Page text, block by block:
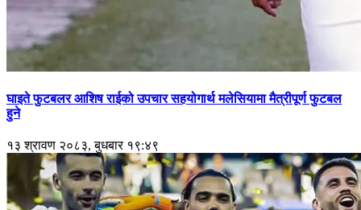
घाइते फुटबलर आशिष राईको उपचार सहयोगार्थ मलेसियामा मैत्रीपूर्ण फुटबल
हुने
१३ श्रावण २०८३, बुधबार १९:४९